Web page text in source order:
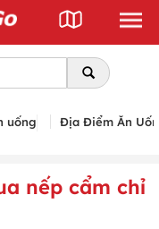
uống Địa Điểm Ăn
nếp cẩm chỉ